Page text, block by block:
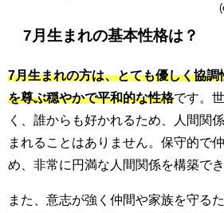
7月生まれの基本性格は？
7月生まれの方は、とても優しく協
を尊ぶ穏やかで平和的な性格です。
く、誰からも好かれるため、人間関
まれることはありません。保守的で
め、非常に円満な人間関係を構築でき
また、意志が強く仲間や家族を守る